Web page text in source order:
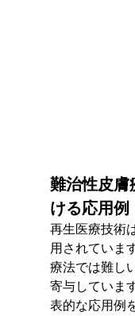
難治性皮膚
ける応用例
再生医療技術
用されていま
療法では難し
寄与していま
表的な応用例